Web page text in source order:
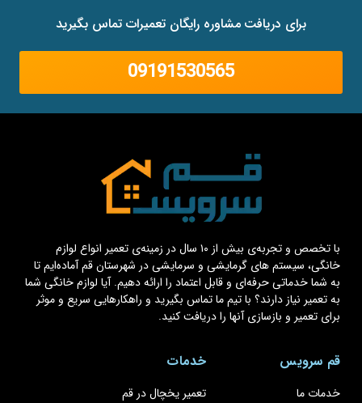
برای دریافت مشاوره رایگان تعمیرات تماس بگیرید
09191530565
با تخصص و تجربه‌ی بیش از ۱۰ سال در زمینه‌ی تعمیر انواع لوازم
خانگی، سیستم های گرمایشی و سرمایشی در شهرستان قم آماده‌ایم تا
به شما خدماتی حرفه‌ای و قابل اعتماد را ارائه دهیم. آیا لوازم خانگی شما
به تعمیر نیاز دارند؟ با تیم ما تماس بگیرید و راهکارهایی سریع و موثر
برای تعمیر و بازسازی آنها را دریافت کنید.
قم سرویس
خدمات ما
خدمات
تعمیر یخچال در قم